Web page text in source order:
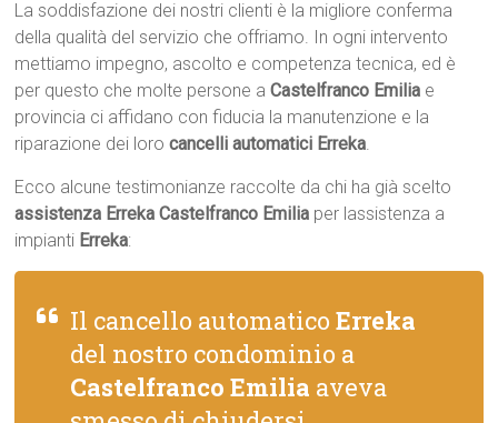
La soddisfazione dei nostri clienti è la migliore conferma
della qualità del servizio che offriamo. In ogni intervento
mettiamo impegno, ascolto e competenza tecnica, ed è
per questo che molte persone aCastelfranco Emilia e
provincia ci affidano con fiducia la manutenzione e la
riparazione dei lorocancelli automatici Erreka.
Ecco alcune testimonianze raccolte da chi ha già scelto
assistenza Erreka Castelfranco Emilia per lassistenza a
impianti Erreka:
Il cancello automaticoErreka
del nostro condominio a
Castelfranco Emilia aveva